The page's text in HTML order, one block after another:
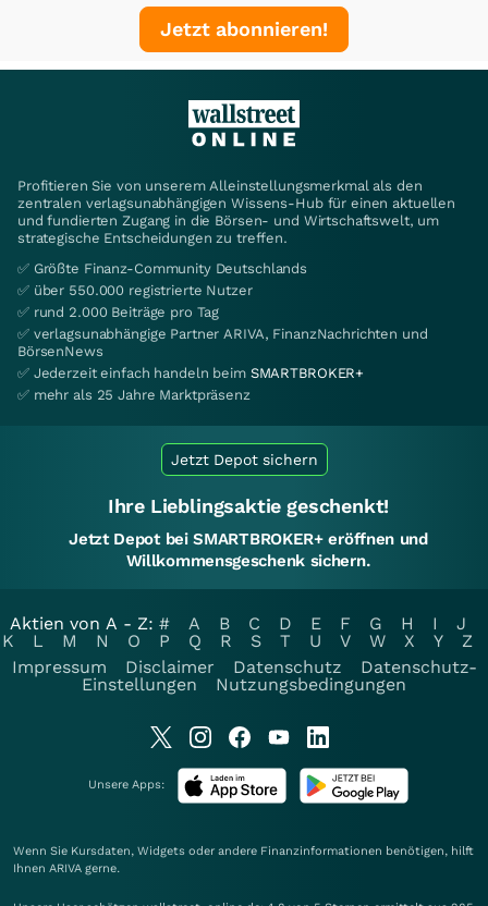
Jetzt abonnieren!
Profitieren Sie von unserem Alleinstellungsmerkmal als den
zentralen verlagsunabhängigen Wissens-Hub für einen aktuellen
und fundierten Zugang in die Börsen- und Wirtschaftswelt, um
strategische Entscheidungen zu treffen.
✅ Größte Finanz-Community Deutschlands
✅ über 550.000 registrierte Nutzer
✅ rund 2.000 Beiträge pro Tag
✅ verlagsunabhängige Partner ARIVA, FinanzNachrichten und
BörsenNews
✅ Jederzeit einfach handeln beim SMARTBROKER+
✅ mehr als 25 Jahre Marktpräsenz
Jetzt Depot sichern
Ihre Lieblingsaktie geschenkt!
Jetzt Depot bei SMARTBROKER+ eröffnen und
Willkommensgeschenk sichern.
Aktien von A - Z: # A B C D E F G H I
J
K
L M N O P Q R S T U V W X Y
Z
Impressum
Disclaimer Datenschutz
Datenschutz-
Einstellungen
Nutzungsbedingungen
Unsere Apps:
Wenn Sie Kursdaten, Widgets oder andere Finanzinformationen benötigen, hilft
Ihnen ARIVA gerne.